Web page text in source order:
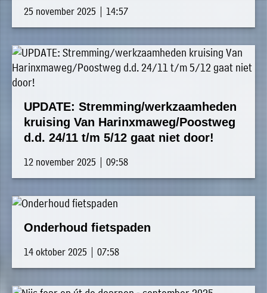
25 november 2025 | 14:57
UPDATE: Stremming/werkzaamheden
kruising Van Harinxmaweg/Poostweg
d.d. 24/11 t/m 5/12 gaat niet door!
12 november 2025 | 09:58
Onderhoud fietspaden
14 oktober 2025 | 07:58